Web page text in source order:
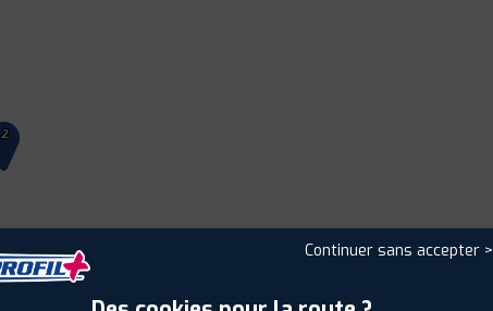
2
Continuer sans accepter >